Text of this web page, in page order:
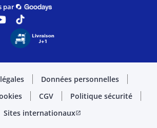
par
Données personnelles
CGV
Politique sécurité
Sites internationauxopen_in_new